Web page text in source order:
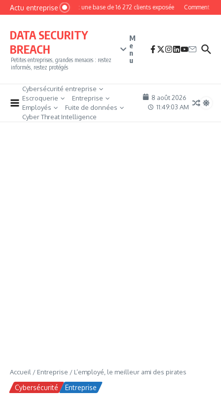
Aller au contenu
Actu entrepriseMyPhoto : une base de 16 272 clients exposée Comment
DATA SECURITY
BREACH
Petites entreprises, grandes menaces : restez
informés, restez protégés
M
e
n
u
Cybersécurité entreprise
Escroquerie
Entreprise
Employés
Fuite de données
Cyber Threat Intelligence
8 août 2026
11:49:04 AM
Accueil / Entreprise / L’employé, le meilleur ami des pirates
Cybersécurité Entreprise